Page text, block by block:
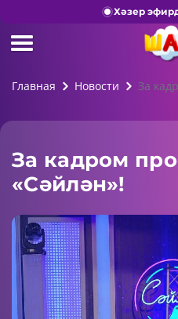
Хәзер
Главная Новости За
За кадром
«Сәйлән»!